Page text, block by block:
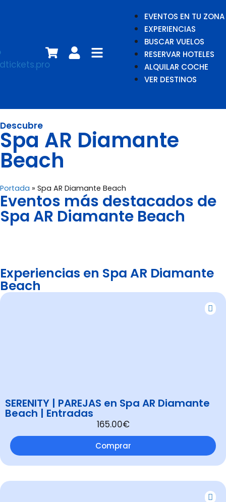
EVENTOS EN TU ZONA
EXPERIENCIAS
BUSCAR VUELOS
RESERVAR HOTELES
ALQUILAR COCHE
VER DESTINOS
Descubre
Spa AR Diamante
Beach
Portada » Spa AR Diamante Beach
Eventos más destacados de
Spa AR Diamante Beach
Experiencias en Spa AR Diamante
Beach
SERENITY | PAREJAS en Spa AR Diamante
Beach | Entradas
165.00€
Comprar